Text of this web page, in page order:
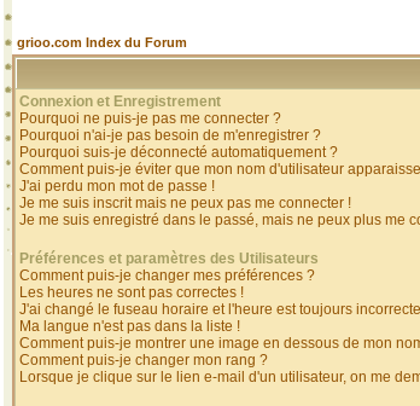
grioo.com Index du Forum
Connexion et Enregistrement
Pourquoi ne puis-je pas me connecter ?
Pourquoi n'ai-je pas besoin de m'enregistrer ?
Pourquoi suis-je déconnecté automatiquement ?
Comment puis-je éviter que mon nom d'utilisateur
J'ai perdu mon mot de passe !
Je me suis inscrit mais ne peux pas me connecter !
Je me suis enregistré dans le passé, mais ne peux plus me
Préférences et paramètres des Utilisateurs
Comment puis-je changer mes préférences ?
Les heures ne sont pas correctes !
J'ai changé le fuseau horaire et l'heure est toujours
Ma langue n'est pas dans la liste !
Comment puis-je montrer une image en dessous de mon
Comment puis-je changer mon rang ?
Lorsque je clique sur le lien e-mail d'un utilisateur, on me